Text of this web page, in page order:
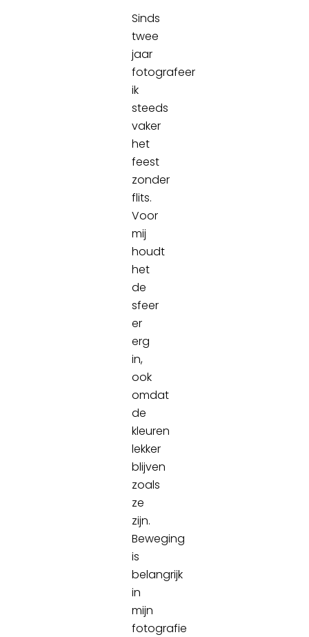
Sinds
twee
jaar
fotografeer
ik
steeds
vaker
het
feest
zonder
flits.
Voor
mij
houdt
het
de
sfeer
er
erg
in,
ook
omdat
de
kleuren
lekker
blijven
zoals
ze
zijn.
Beweging
is
belangrijk
in
mijn
fotografie